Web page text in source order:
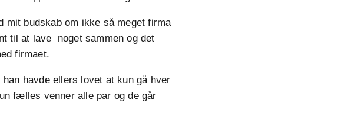
mit budskab om ikke så meget firma
til at lave noget sammen og det
firmaet.
havde ellers lovet at kun gå hver
fælles venner alle par og de går